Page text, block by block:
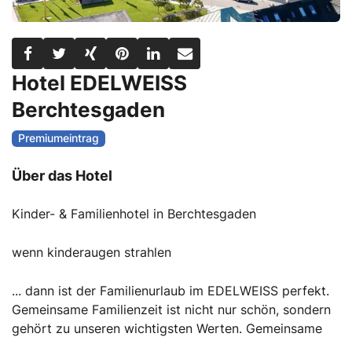
Hotel EDELWEISS
Berchtesgaden
Über das Hotel
Kinder- & Familienhotel in Berchtesgaden
wenn kinderaugen strahlen
... dann ist der Familienurlaub im EDELWEISS perfekt.
Gemeinsame Familienzeit ist nicht nur schön, sondern
gehört zu unseren wichtigsten Werten. Gemeinsame